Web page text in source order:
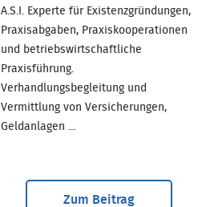
A.S.I. Experte für Existenzgründungen,
Praxisabgaben, Praxiskooperationen
und betriebswirtschaftliche
Praxisführung.
Verhandlungsbegleitung und
Vermittlung von Versicherungen,
Geldanlagen ...
Zum Beitrag